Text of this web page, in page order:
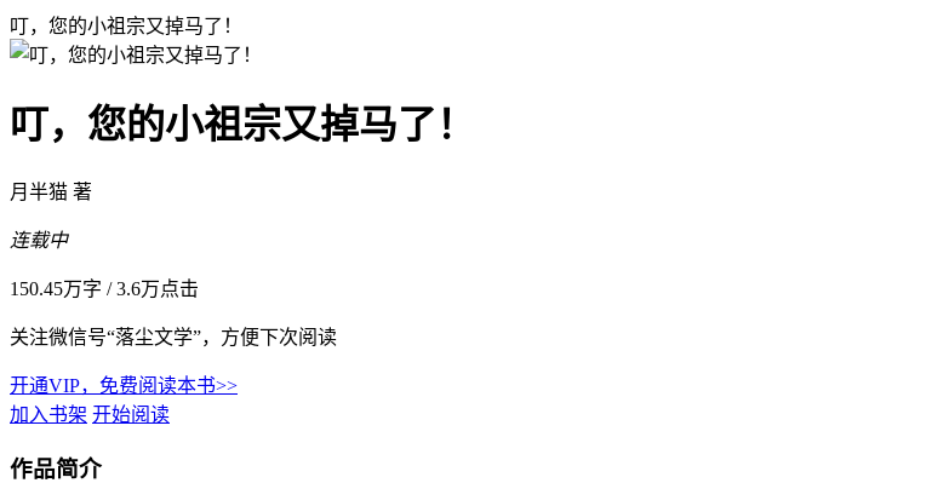
叮，您的小祖宗又掉马了！
叮，您的小祖宗又掉马了！
月半猫 著
连载中
150.45万字 /3.6万点击
关注微信号“落尘文学”，方便下次阅读
开通VIP，免费阅读本书>>
加入书架 开始阅读
作品简介